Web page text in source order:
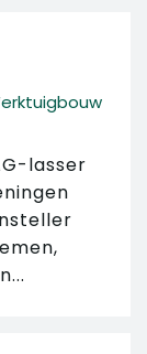
lasser